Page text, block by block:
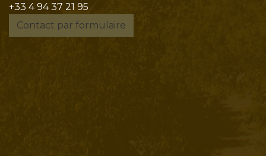
+33 4 94 37 21 95
Contact par formulaire